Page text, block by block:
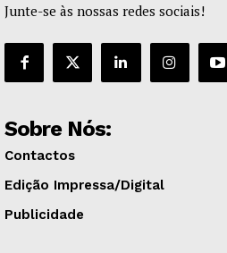
Junte-se às nossas redes sociais!
Sobre Nós:
Contactos
Edição Impressa/Digital
Publicidade